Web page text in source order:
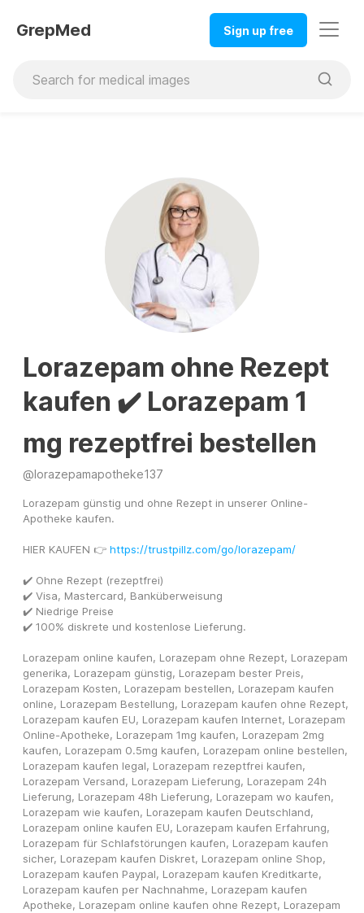
GrepMed Sign up free
Lorazepam ohne Rezept
kaufen ✔️ Lorazepam 1
mg rezeptfrei bestellen
@lorazepamapotheke137
Lorazepam günstig und ohne Rezept in unserer Online-
Apotheke kaufen.
HIER KAUFEN 👉 https://trustpillz.com/go/lorazepam/
✔️ Ohne Rezept (rezeptfrei)
✔️ Visa, Mastercard, Banküberweisung
✔️ Niedrige Preise
✔️ 100% diskrete und kostenlose Lieferung.
Lorazepam online kaufen, Lorazepam ohne Rezept, Lorazepam
generika, Lorazepam günstig, Lorazepam bester Preis,
Lorazepam Kosten, Lorazepam bestellen, Lorazepam kaufen
online, Lorazepam Bestellung, Lorazepam kaufen ohne Rezept,
Lorazepam kaufen EU, Lorazepam kaufen Internet, Lorazepam
Online-Apotheke, Lorazepam 1mg kaufen, Lorazepam 2mg
kaufen, Lorazepam 0.5mg kaufen, Lorazepam online bestellen,
Lorazepam kaufen legal, Lorazepam rezeptfrei kaufen,
Lorazepam Versand, Lorazepam Lieferung, Lorazepam 24h
Lieferung, Lorazepam 48h Lieferung, Lorazepam wo kaufen,
Lorazepam wie kaufen, Lorazepam kaufen Deutschland,
Lorazepam online kaufen EU, Lorazepam kaufen Erfahrung,
Lorazepam für Schlafstörungen kaufen, Lorazepam kaufen
sicher, Lorazepam kaufen Diskret, Lorazepam online Shop,
Lorazepam kaufen Paypal, Lorazepam kaufen Kreditkarte,
Lorazepam kaufen per Nachnahme, Lorazepam kaufen
Apotheke, Lorazepam online kaufen ohne Rezept, Lorazepam